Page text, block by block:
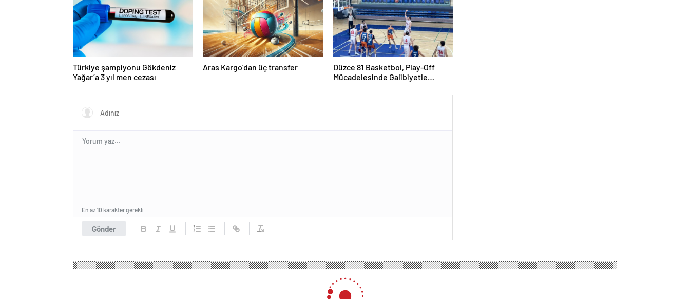
Türkiye şampiyonu Gökdeniz
Yağar’a 3 yıl men cezası
Aras Kargo’dan üç transfer
Düzce 81 Basketbol, Play-Off
Mücadelesinde Galibiyetle
Gönder
En az 10 karakter gerekli